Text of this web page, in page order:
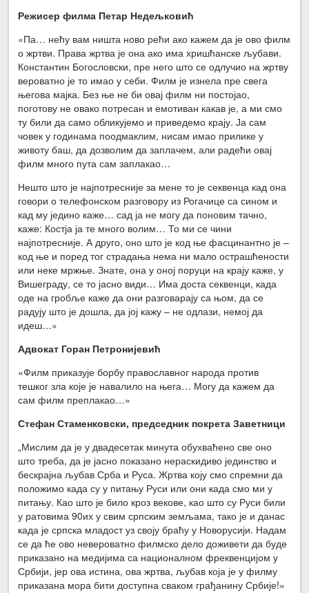
Режисер филма Петар Недељковић
«Па… нећу вам ништа ново рећи ако кажем да је ово филм
о жртви. Права жртва је она ако има хришћанске љубави.
Константин Богословски, пре него што се одлучио на жртву
вероватно је то имао у себи. Филм је изнела пре свега
његова мајка. Без ње не би овај филм ни постојао,
поготову не овако потресан и емотиван какав је, а ми смо
ту били да само обликујемо и приведемо крају. Ја сам
човек у годинама поодмаклим, нисам имао прилике у
животу баш, да дозволим да заплачем, али радећи овај
филм много пута сам заплакао…
Нешто што је најпотресније за мене то је секвенца кад она
говори о телефонском разговору из Рогачице са сином и
кад му једино каже… сад ја не могу да поновим тачно,
каже: Костја ја те много волим… То ми се чини
најпотресније. А друго, оно што је код ње фасцинантно је –
код ње и поред тог страдања нема ни мало острашћености
или неке мржње. Знате, она у оној поруци на крају каже, у
Вишеграду, се то јасно види… Има доста секвенци, када
оде на гробље каже да они разговарају са њом, да се
радују што је дошла, да јој кажу – не одлази, немој да
идеш…»
Адвокат Горан Петронијевић
«Филм приказује борбу православног народа против
тешког зла које је навалило на њега… Могу да кажем да
сам филм преплакао…»
Стефан Стаменковски, председник покрета Заветници
„Мислим да је у двадесетак минута обухваћено све оно
што треба, да је јасно показано нераскидиво јединство и
бескрајна љубав Срба и Руса. Жртва коју смо спремни да
положимо када су у питању Руси или они када смо ми у
питању. Као што је било кроз векове, као што су Руси били
у ратовима 90их у свим српским земљама, тако је и данас
када је српска младост уз своју браћу у Новорусији. Надам
се да ће ово невероватно филмско дело доживети да буде
приказано на медијима са националном фреквенцијом у
Србији, јер ова истина, ова жртва, љубав која је у филму
приказана мора бити доступна сваком грађанину Србије!»